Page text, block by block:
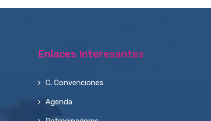
Enlaces Interesantes
C. Convenciones
Agenda